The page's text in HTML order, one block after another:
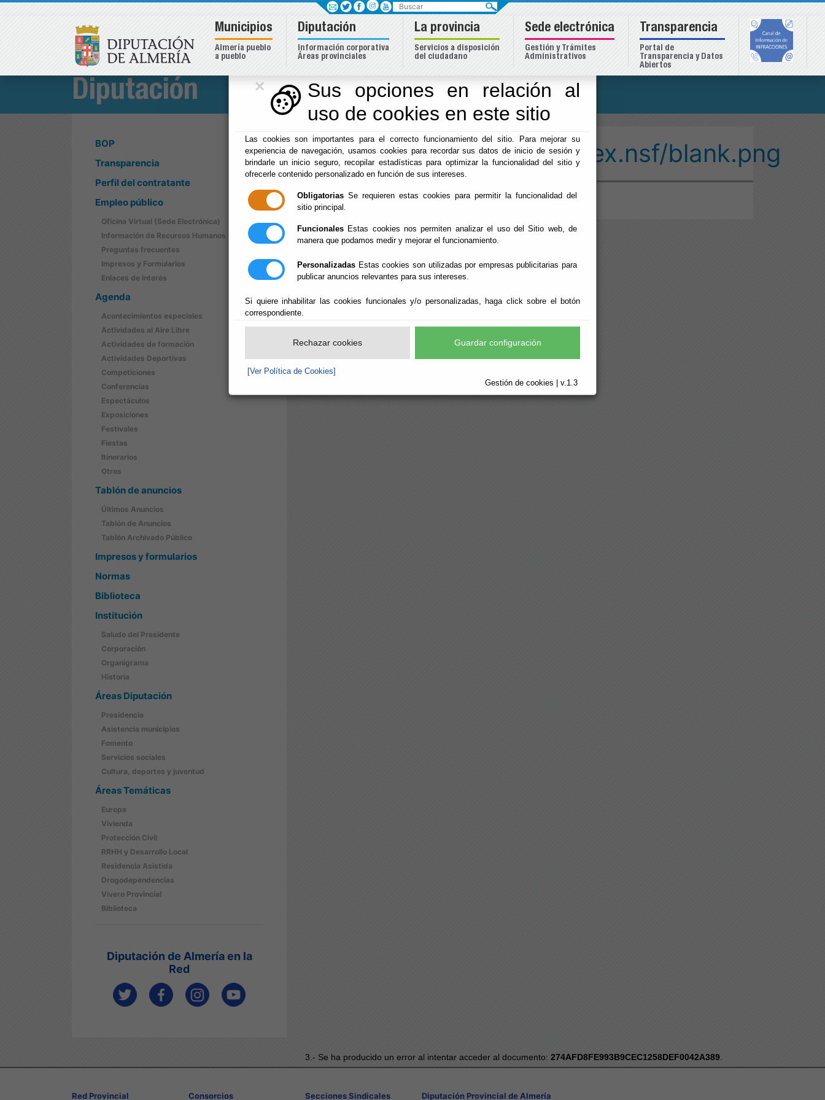
×
Sus opciones en relación al
uso de cookies en este sitio
Las cookies son importantes para el correcto funcionamiento del sitio. Para mejorar su
experiencia de navegación, usamos cookies para recordar sus datos de inicio de sesión y
brindarle un inicio seguro, recopilar estadísticas para optimizar la funcionalidad del sitio y
ofrecerle contenido personalizado en función de sus intereses.
Obligatorias Se requieren estas cookies para permitir la funcionalidad del
sitio principal.
Funcionales Estas cookies nos permiten analizar el uso del Sitio web, de
manera que podamos medir y mejorar el funcionamiento.
Personalizadas Estas cookies son utilizadas por empresas publicitarias para
publicar anuncios relevantes para sus intereses.
Si quiere inhabilitar las cookies funcionales y/o personalizadas, haga click sobre el botón
correspondiente.
Rechazar cookies Guardar configuración
[Ver Política de Cookies]
Gestión de cookies | v.1.3
Diputación
BOP
Transparencia
Perfil del contratante
Empleo público
Oficina Virtual (Sede Electrónica)
Información de Recursos Humanos
Preguntas frecuentes
Impresos y Formularios
Enlaces de Interés
Agenda
Acontecimientos especiales
Actividades al Aire Libre
Actividades de formación
Actividades Deportivas
Competiciones
Conferencias
Espectáculos
Exposiciones
Festivales
Fiestas
Itinerarios
Otros
Tablón de anuncios
Últimos Anuncios
Tablón de Anuncios
Tablón Archivado Público
Impresos y formularios
Normas
Biblioteca
Institución
Saludo del Presidente
Corporación
Organigrama
Historia
Áreas Diputación
Presidencia
Asistencia municipios
Fomento
Servicios sociales
Cultura, deportes y juventud
Áreas Temáticas
Europa
Vivienda
Protección Civil
RRHH y Desarrollo Local
Residencia Asistida
Drogodependencias
Vivero Provincial
Biblioteca
Diputación de Almería en la
Red
Inicio -Diputación -
/Servicios/cmsdipro/index.nsf/blank.png
3.- Se ha producido un error al intentar acceder al documento: 274AFD8FE993B9CEC1258DEF0042A389
Red Provincial Consorcios Secciones Sindicales Diputación Provincial de Almería
Buscar
Municipios
Almería pueblo
a pueblo
Diputación
Información corporativa
Áreas provinciales
La provincia
Servicios a disposición
del ciudadano
Sede electrónica
Gestión y Trámites
Administrativos
Transparencia
Portal de
Transparencia y Datos
Abiertos